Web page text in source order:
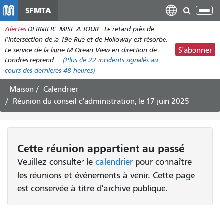
contenu
principal
SFMTA
Alertes DERNIÈRE MISE À JOUR : Le retard près de
l’intersection de la 19e Rue et de Holloway est résorbé.
Le service de la ligne M Ocean View en direction de
Londres reprend.
(Plus de 22 incidents signalés au
cours des dernières 48 heures)
S'abonner
Maison
Calendrier
Réunion du conseil d'administration, le 17 juin 2025
Cette réunion appartient au passé
Veuillez consulter le calendrierpour connaître
les réunions et événements à venir. Cette page
est conservée à titre d'archive publique.